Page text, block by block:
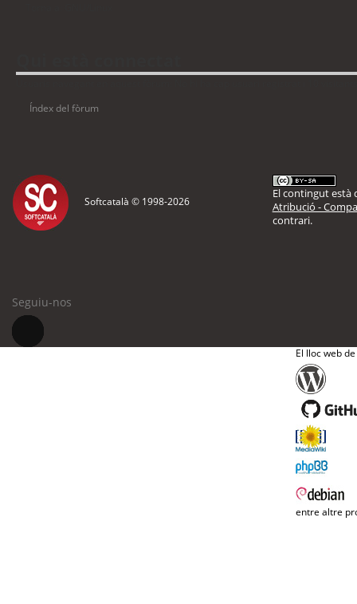
Índex del fòrum
Softcatalà © 1998-2026
El contingut està
Atribució -
contrari.
Seguiu-nos
El lloc web
entre altre